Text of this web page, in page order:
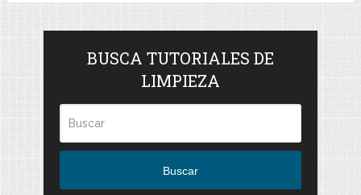
BUSCA TUTORIALES DE
LIMPIEZA
Buscar